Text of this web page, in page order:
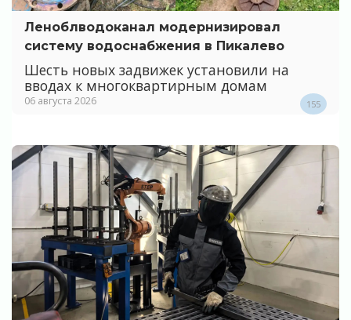
Леноблводоканал модернизировал
систему водоснабжения в Пикалево
Шесть новых задвижек установили на
вводах к многоквартирным домам
06 августа 2026 155